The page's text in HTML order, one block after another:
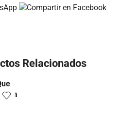
Relacionados